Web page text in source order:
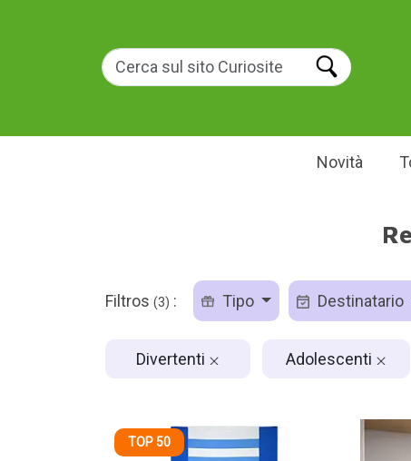
Novità
Filtros (3) : Tipo Destinatario
Divertenti Adolescenti
TOP 50